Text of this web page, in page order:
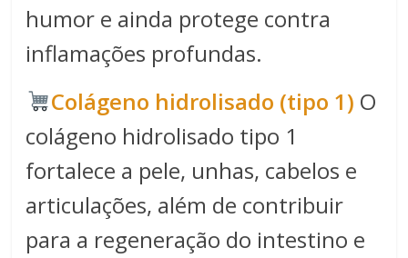
humor e ainda protege contra
inflamações profundas.
Colágeno hidrolisado (tipo 1) O
colágeno hidrolisado tipo 1
fortalece a pele, unhas, cabelos e
articulações, além de contribuir
para a regeneração do intestino e